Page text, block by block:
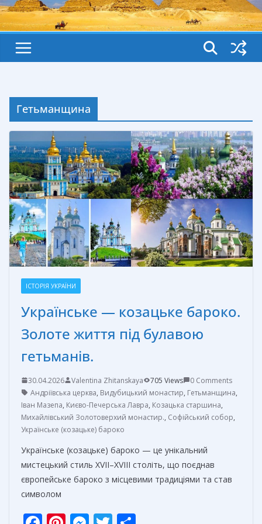
Гетьманщина
ІСТОРІЯ УКРАЇНИ
Українське — козацьке бароко.
Золоте життя під булавою
гетьманів.
30.04.2026 Valentina Zhitanskaya 705 Views
0 Comments
Андріївська церква, Видубицький монастир, Гетьманщина,
Іван Мазепа, Києво-Печерська Лавра, Козацька старшина,
Михайлівський Золотоверхий монастир., Софійський собор,
Українське (козацьке) бароко
Українське (козацьке) бароко — це унікальний
мистецький стиль XVII–XVIII століть, що поєднав
європейське бароко з місцевими традиціями та став
символом